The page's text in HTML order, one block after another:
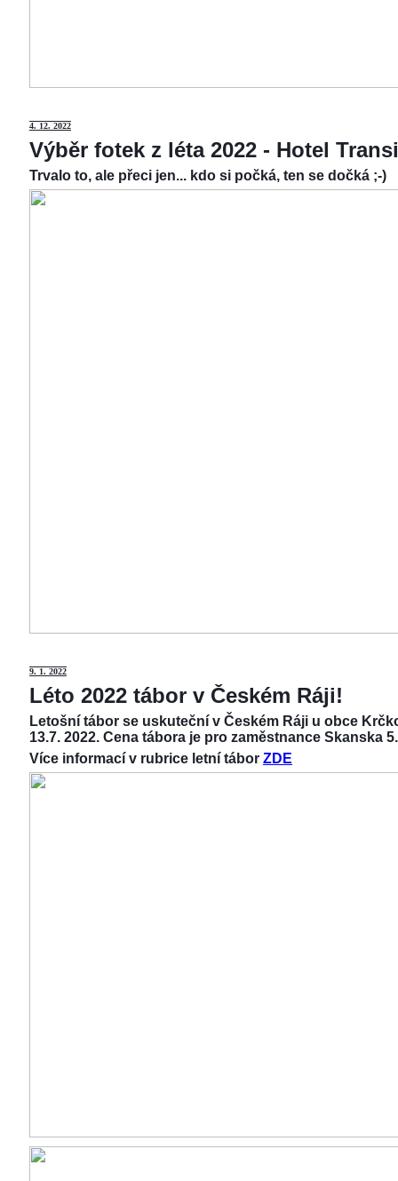
4. 12. 2022
Výběr fotek z léta 2022 - Hotel
Trvalo to, ale přeci jen... kdo si počká, ten se dočká ;-)
9. 1. 2022
Léto 2022 tábor v Českém Ráji!
Letošní tábor se uskuteční v Českém Ráji u obce
13.7. 2022. Cena tábora je pro zaměstnance Skanska
Více informací v rubrice letní tábor ZDE